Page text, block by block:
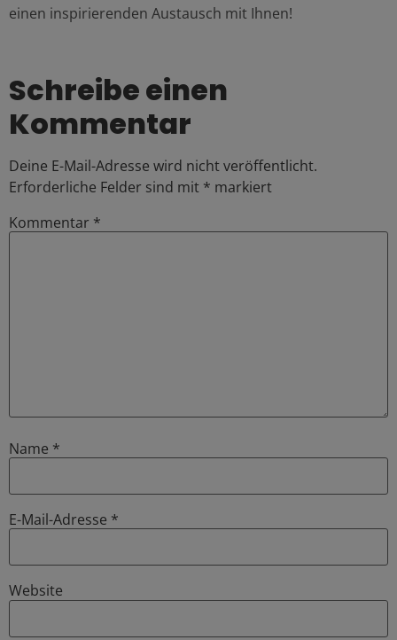
einen inspirierenden Austausch mit Ihnen!
Schreibe einen
Kommentar
Deine E-Mail-Adresse wird nicht veröffentlicht.
Erforderliche Felder sind mit * markiert
Kommentar *
Name *
E-Mail-Adresse *
Website